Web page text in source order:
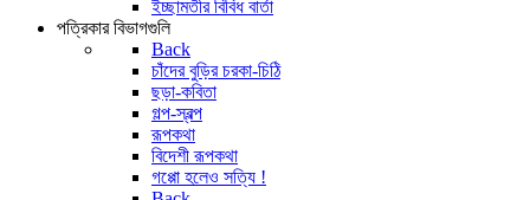
ইচ্ছামতীর বিবিধ বার্তা
পত্রিকার বিভাগগুলি
Back
চাঁদের বুড়ির চরকা-চিঠি
ছড়া-কবিতা
গল্প-স্বল্প
রূপকথা
বিদেশী রূপকথা
গপ্পো হলেও সত্যি !